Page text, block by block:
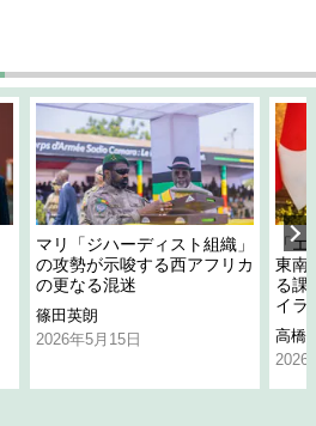
マリ「ジハーディスト組織」
の攻勢が示唆する西アフリカ
の更なる混迷
篠田英朗
2026年5月15日
「
東南
る課
イラ
高橋
2026